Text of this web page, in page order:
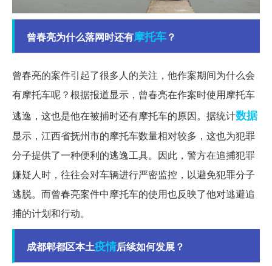
曾春亮为什么落网时还有摩托车？
曾春亮的案件引起了很多人的关注，他作案期间为什么会
有摩托车呢？根据报道显示，曾春亮在作案时使用摩托车
逃逸，这也是他在被捕时还有摩托车的原因。据统计数据
显示，江西省抚州市的摩托车数量相对较多，这也为犯罪
分子提供了一种便利的逃逸工具。因此，警方在追捕犯罪
嫌疑人时，往往会对车辆进行严密监控，以避免犯罪分子
逃脱。而曾春亮案件中摩托车的使用也反映了他对逃避追
捕的计划和行动。
成都郫都区本土疫情后续如何发展？